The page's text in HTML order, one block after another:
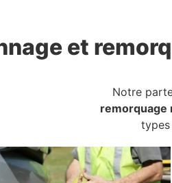
et
Notre
remorquage